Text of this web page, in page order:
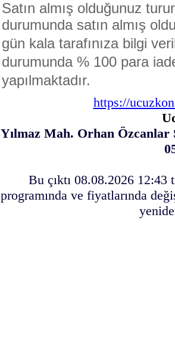
Satın almış olduğunuz
durumunda satın almış
gün kala tarafınıza bilgi
durumunda % 100 para
yapılmaktadır.
https://
Yılmaz Mah. Orhan
Bu çıktı 08.08.2026
programında ve fiyatlarında